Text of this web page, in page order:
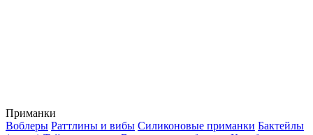
Приманки
Воблеры Раттлины и вибы Силиконовые приманки Бактейлы